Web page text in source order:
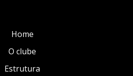
Home
O clube
Estrutura